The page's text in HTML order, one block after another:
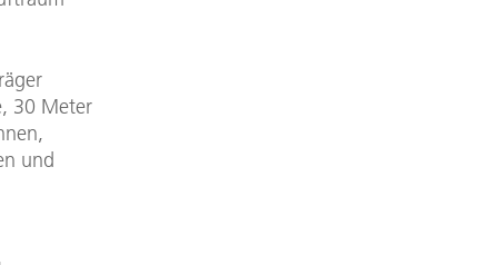
30 Meter
und